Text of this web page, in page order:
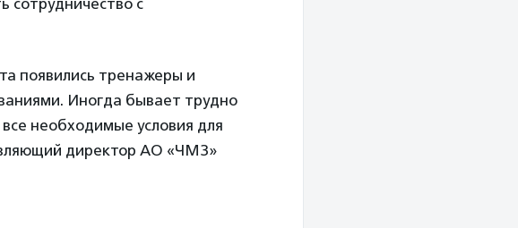
сотрудничество с
появились тренажеры и
Иногда бывает трудно
необходимые условия для
директор АО «ЧМЗ»